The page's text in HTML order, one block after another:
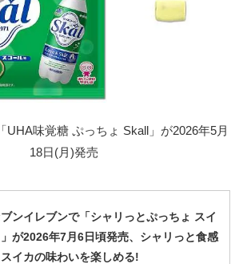
UHA味覚糖 ぷっちょ Skall」が2026年5月
18日(月)発売
ンイレブンで「シャリっとぷっちょ スイ
が2026年7月6日頃発売、シャリっと食感
スイカの味わいを楽しめる!